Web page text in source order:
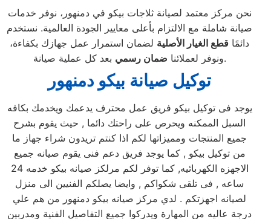
نحن مركز معتمد لصيانة ثلاجات بيكو في دمنهور، نوفر خدمات
صيانة شاملة مع الالتزام بأعلى معايير الجودة العالمية. نستخدم
دائمًا قطع الغيار الأصلية لضمان استمرار عمل جهازك بكفاءة،
ونوفر لعملائنا ضمان رسمي بعد كل عملية صيانة.
توكيل صيانة بيكو دمنهور
يوجد فى توكيل بيكو فريق عمل محترف يدعمك ويخدمك بكافه
السبل الممكنه ويحرص على راحتك دائما , حيث يقوم بشرح
جميع المنتجات ومميزاتها لكم اذا كنتم تريدون شراء جهاز ما
من توكيل بيكو , كما يوجد فريق دعم فنى يقوم صيانه جميع
الاجهزه الكهربائيه, كما توفر لكم مرلكز صيانه بيكو خدمه 24
ساعه , فى تلقى شكواكم , وايضا يصلكم الفنيين الى منزل
لصيانه اجهزتكم . لدي مركز صيانه بيكو دمنهور من هم علي
درجة عاليه من المهارة ويدركوا جميع التفاصيل الفنية ومدربين